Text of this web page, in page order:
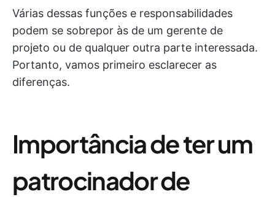
Várias dessas funções e responsabilidades
podem se sobrepor às de um gerente de
projeto ou de qualquer outra parte interessada.
Portanto, vamos primeiro esclarecer as
diferenças.
Importância de ter um
patrocinador de